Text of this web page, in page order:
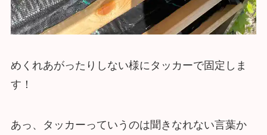
めくれあがったりしない様にタッカーで固定しま
す！
あっ、タッカーっていうのは聞きなれない言葉か